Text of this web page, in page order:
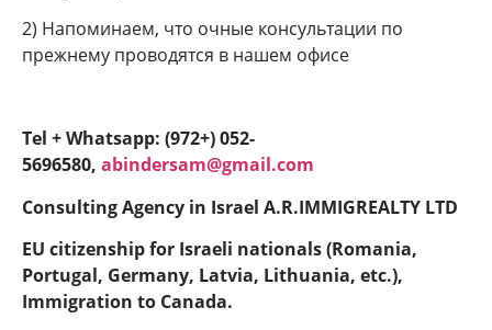
2) Напоминаем, что очные консультации по
прежнему проводятся в нашем офисе
Tel + Whatsapp: (972+) 052-
5696580, abindersam@gmail.com
Consulting Agency in Israel A.R.IMMIGREALTY LTD
EU citizenship for Israeli nationals (Romania,
Portugal, Germany, Latvia, Lithuania, etc.),
Immigration to Canada.